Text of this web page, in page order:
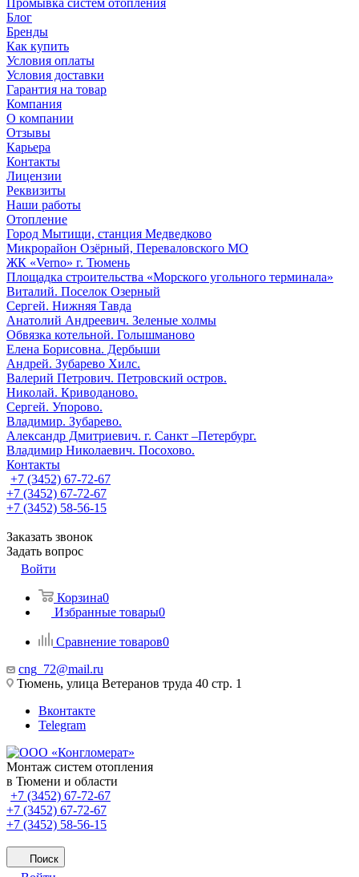
Промывка систем отопления
Блог
Бренды
Как купить
Условия оплаты
Условия доставки
Гарантия на товар
Компания
О компании
Отзывы
Карьера
Контакты
Лицензии
Реквизиты
Наши работы
Отопление
Город Мытищи, станция Медведково
Микрорайон Озёрный, Переваловского МО
ЖК «Verno» г. Тюмень
Площадка строительства «Морского угольного терминала»
Виталий. Поселок Озерный
Сергей. Нижняя Тавда
Анатолий Андреевич. Зеленые холмы
Обвязка котельной. Голышманово
Елена Борисовна. Дербыши
Андрей. Зубарево Хилс.
Валерий Петрович. Петровский остров.
Николай. Криводаново.
Сергей. Упорово.
Владимир. Зубарево.
Александр Дмитриевич. г. Санкт –Петербург.
Владимир Николаевич. Посохово.
Контакты
+7 (3452) 67-72-67
+7 (3452) 67-72-67
+7 (3452) 58-56-15
Заказать звонок
Задать вопрос
Войти
Корзина0
Избранные товары0
Сравнение товаров0
cng_72@mail.ru
Тюмень, улица Ветеранов труда 40 стр. 1
Вконтакте
Telegram
Монтаж систем отопления
в Тюмени и области
+7 (3452) 67-72-67
+7 (3452) 67-72-67
+7 (3452) 58-56-15
Поиск